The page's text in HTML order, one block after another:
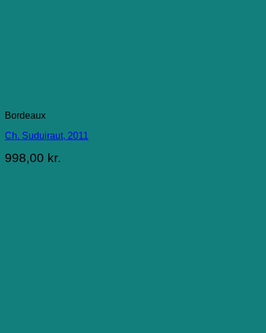
Bordeaux
Ch. Suduiraut, 2011
998,00 kr.